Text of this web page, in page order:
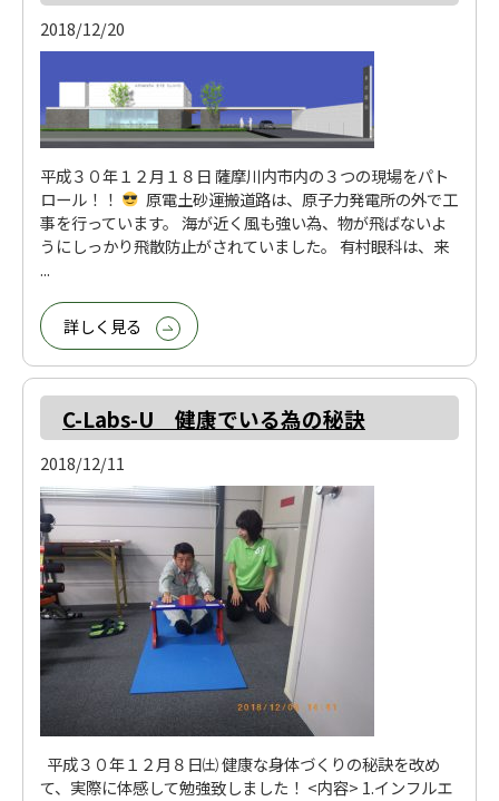
2018/12/20
平成３０年１２月１８日 薩摩川内市内の３つの現場をパト
ロール！！
原電土砂運搬道路は、原子力発電所の外で工
事を行っています。 海が近く風も強い為、物が飛ばないよ
うにしっかり飛散防止がされていました。 有村眼科は、来
...
詳しく見る
C-Labs-U 健康でいる為の秘訣
2018/12/11
平成３０年１２月８日㈯ 健康な身体づくりの秘訣を改め
て、実際に体感して勉強致しました！ <内容> 1.インフルエ